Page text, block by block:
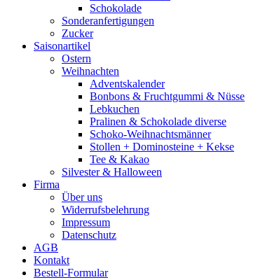
Schokolade
Sonderanfertigungen
Zucker
Saisonartikel
Ostern
Weihnachten
Adventskalender
Bonbons & Fruchtgummi & Nüsse
Lebkuchen
Pralinen & Schokolade diverse
Schoko-Weihnachtsmänner
Stollen + Dominosteine + Kekse
Tee & Kakao
Silvester & Halloween
Firma
Über uns
Widerrufsbelehrung
Impressum
Datenschutz
AGB
Kontakt
Bestell-Formular